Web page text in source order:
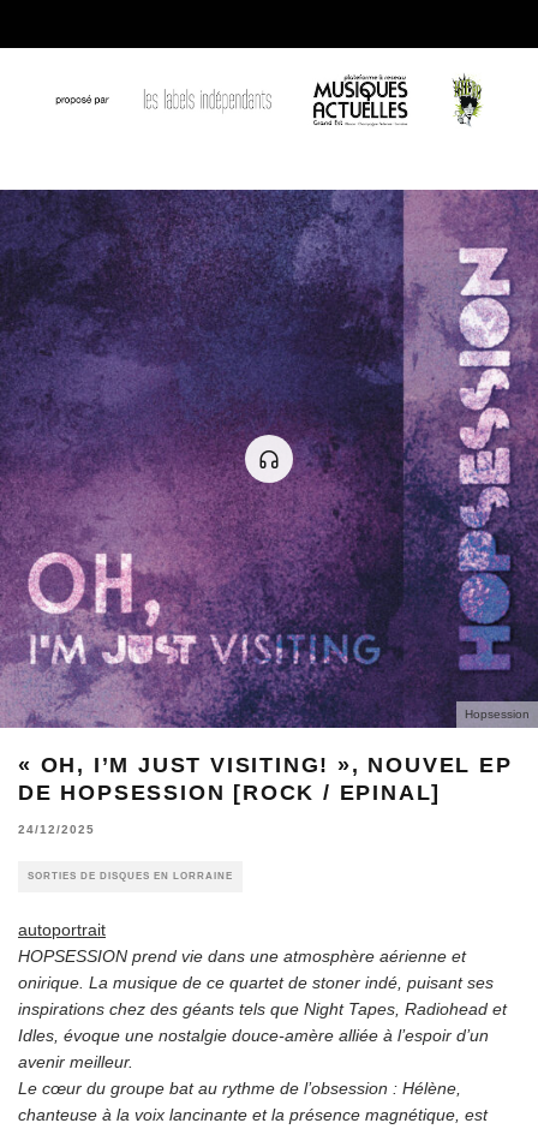
Hopsession
« OH, I’M JUST VISITING! », NOUVEL EP
DE HOPSESSION [ROCK / EPINAL]
24/12/2025
SORTIES DE DISQUES EN LORRAINE
autoportrait
HOPSESSION prend vie dans une atmosphère aérienne et
onirique. La musique de ce quartet de stoner indé, puisant ses
inspirations chez des géants tels que Night Tapes, Radiohead et
Idles, évoque une nostalgie douce-amère alliée à l’espoir d’un
avenir meilleur.
Le cœur du groupe bat au rythme de l’obsession : Hélène,
chanteuse à la voix lancinante et la présence magnétique, est